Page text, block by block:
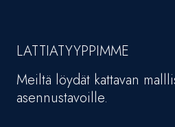
LATTIATYYPPIMME
Meiltä löydät kattavan
asennustavoille.